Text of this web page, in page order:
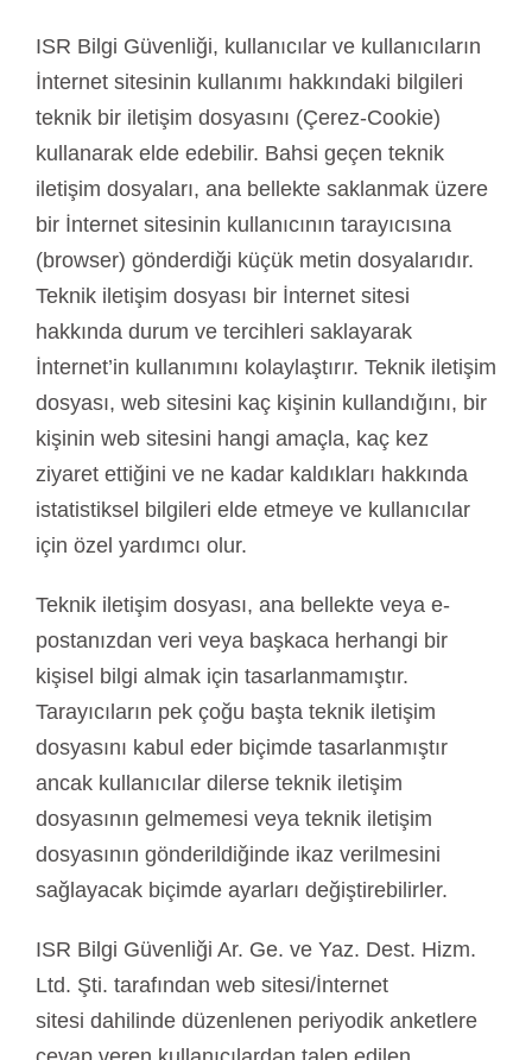
ISR Bilgi Güvenliği, kullanıcılar ve kullanıcıların
İnternet sitesinin kullanımı hakkındaki bilgileri
teknik bir iletişim dosyasını (Çerez-Cookie)
kullanarak elde edebilir. Bahsi geçen teknik
iletişim dosyaları, ana bellekte saklanmak üzere
bir İnternet sitesinin kullanıcının tarayıcısına
(browser) gönderdiği küçük metin dosyalarıdır.
Teknik iletişim dosyası bir İnternet sitesi
hakkında durum ve tercihleri saklayarak
İnternet’in kullanımını kolaylaştırır. Teknik iletişim
dosyası, web sitesini kaç kişinin kullandığını, bir
kişinin web sitesini hangi amaçla, kaç kez
ziyaret ettiğini ve ne kadar kaldıkları hakkında
istatistiksel bilgileri elde etmeye ve kullanıcılar
için özel yardımcı olur.
Teknik iletişim dosyası, ana bellekte veya e-
postanızdan veri veya başkaca herhangi bir
kişisel bilgi almak için tasarlanmamıştır.
Tarayıcıların pek çoğu başta teknik iletişim
dosyasını kabul eder biçimde tasarlanmıştır
ancak kullanıcılar dilerse teknik iletişim
dosyasının gelmemesi veya teknik iletişim
dosyasının gönderildiğinde ikaz verilmesini
sağlayacak biçimde ayarları değiştirebilirler.
ISR Bilgi Güvenliği Ar. Ge. ve Yaz. Dest. Hizm.
Ltd. Şti. tarafından web sitesi/İnternet
sitesi dahilinde düzenlenen periyodik anketlere